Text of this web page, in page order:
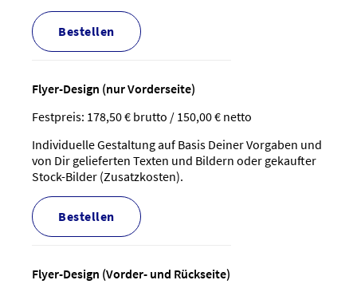
bestellen
Flyer-Design (nur Vorderseite)
Festpreis: 178,50 € brutto / 150,00 € netto
Individuelle Gestaltung auf Basis Deiner Vorgaben und
von Dir gelieferten Texten und Bildern oder gekaufter
Stock-Bilder (Zusatzkosten).
bestellen
Flyer-Design (Vorder- und Rückseite)